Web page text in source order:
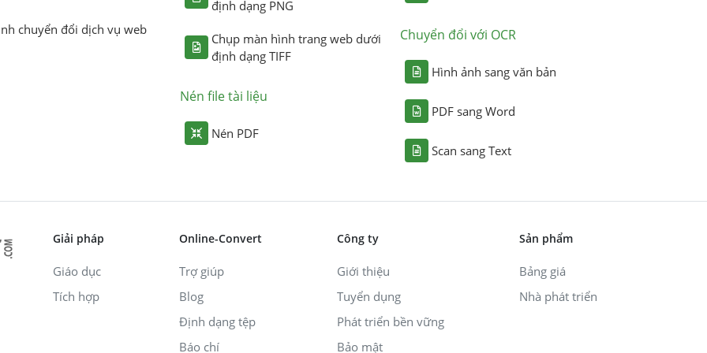
chuyển đổi dịch vụ web
định dạng PNG
Chụp màn hình trang web dưới
định dạng TIFF
Nén file tài liệu
Nén PDF
Chuyển đổi với OCR
Hình ảnh sang văn bản
PDF sang Word
Scan sang Text
Giải pháp
Giáo dục
Tích hợp
Online-Convert
Trợ giúp
Blog
Định dạng tệp
Báo chí
Công ty
Giới thiệu
Tuyển dụng
Phát triển bền vững
Bảo mật
Sản phẩm
Bảng giá
Nhà phát triển